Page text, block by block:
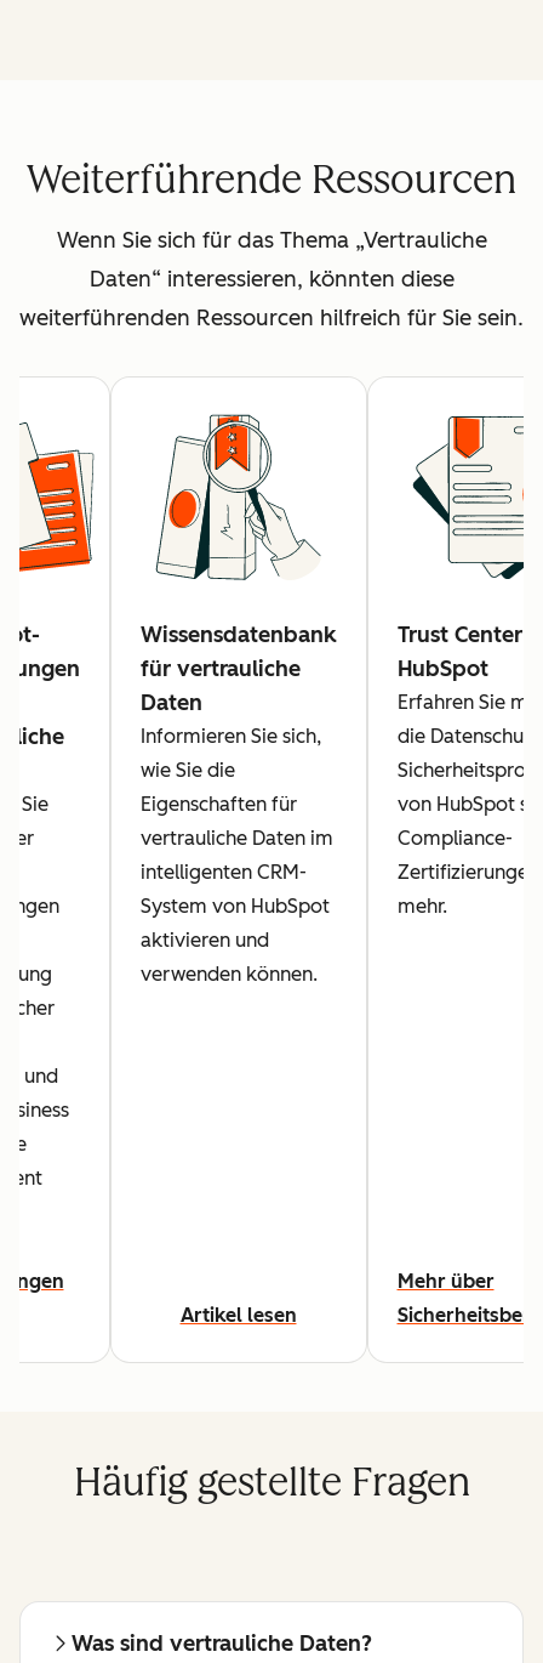
Weiterführende Ressourcen
Wenn Sie sich für das Thema „Vertrauliche
Daten“ interessieren, könnten diese
weiterführenden Ressourcen hilfreich für Sie sein.
Sie
und
Wissensdatenbank
für vertrauliche
Daten
Informieren Sie sich,
wie Sie die
Eigenschaften für
vertrauliche Daten im
intelligenten CRM-
System von HubSpot
aktivieren und
verwenden können.
Artikel lesen
Trust Center
HubSpot
Erfahren Sie
die
von HubSpot
Compliance-
Zertifizierungen
mehr.
Mehr über
Häufig gestellte Fragen
Was sind vertrauliche Daten?